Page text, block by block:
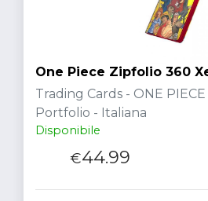
One Piece Zipfolio 360
Trading Cards - ONE
Portfolio - Italiana
Disponibile
€44.99